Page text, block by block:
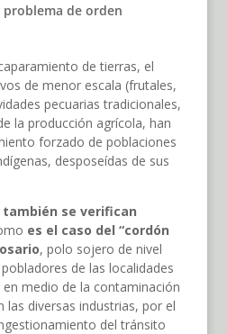
de orden
de tierras, el
de menor escala (frutales,
pecuarias tradicionales,
la producción agrícola, han
forzado de poblaciones
desposeídas de sus
también se verifican
es el caso del “cordón
, polo sojero de nivel
de las localidades
medio de la contaminación
diversas industrias, por el
del tránsito